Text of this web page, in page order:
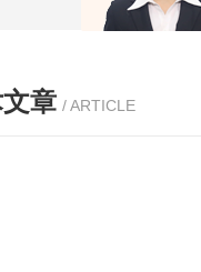
章 / ARTICLE